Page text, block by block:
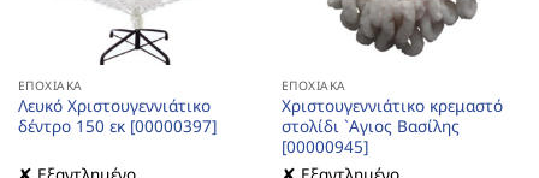
ΕΠΟΧΙΑΚΆ
Λευκό Χριστουγεννιάτικο
δέντρο 150 εκ [00000397]
ΕΠΟΧΙΑΚΆ
Χριστουγεννιάτικο κρεμαστό
στολίδι `Αγιος Βασίλης
[00000945]